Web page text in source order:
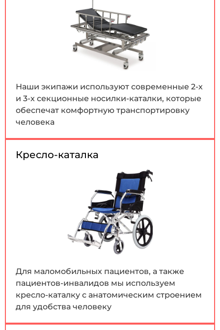
Наши экипажи используют современные 2-х
и 3-х секционные носилки-каталки, которые
обеспечат комфортную транспортировку
человека
Кресло-каталка
Для маломобильных пациентов, а также
пациентов-инвалидов мы используем
кресло-каталку с анатомическим строением
для удобства человеку